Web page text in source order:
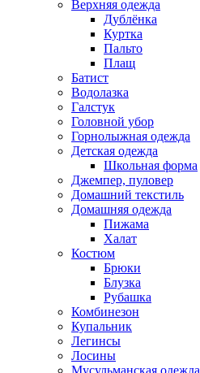
Верхняя одежда
Дублёнка
Куртка
Пальто
Плащ
Батист
Водолазка
Галстук
Головной убор
Горнолыжная одежда
Детская одежда
Школьная форма
Джемпер, пуловер
Домашний текстиль
Домашняя одежда
Пижама
Халат
Костюм
Брюки
Блузка
Рубашка
Комбинезон
Купальник
Легинсы
Лосины